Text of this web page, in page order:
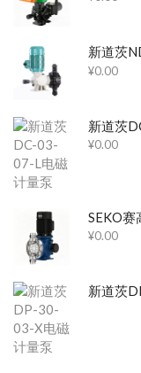
新道茨
¥0.00
新道茨
¥0.00
¥0.00
新道茨